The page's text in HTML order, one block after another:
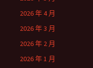
2026 年 4 月
2026 年 3 月
2026 年 2 月
2026 年 1 月